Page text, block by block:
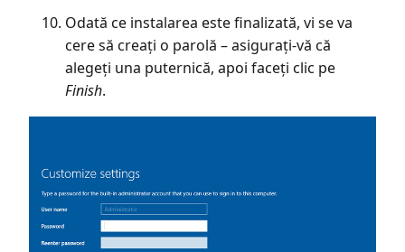
Odată ce instalarea este finalizată, vi se va
cere să creați o parolă – asigurați-vă că
alegeți una puternică, apoi faceți clic pe
Finish.